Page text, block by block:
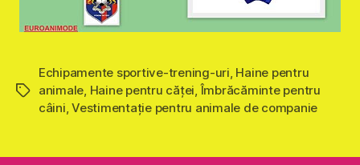
Etichete
Echipamente sportive-trening-uri Haine pentru
animale Haine pentru căţei ,Îmbrăcăminte pentru
câini ,Vestimentație pentru animale de companie